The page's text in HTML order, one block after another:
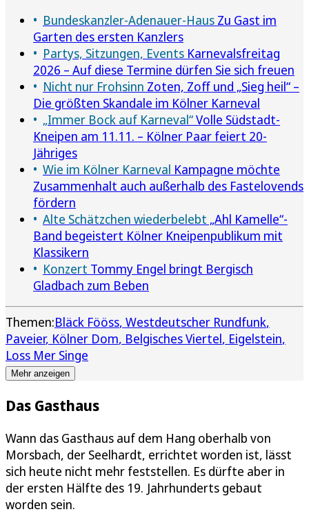
Bundeskanzler-Adenauer-Haus Zu Gast im
Garten des ersten Kanzlers
Partys, Sitzungen, Events Karnevalsfreitag
2026 – Auf diese Termine dürfen Sie sich freuen
Nicht nur Frohsinn Zoten, Zoff und „Sieg heil“ –
Die größten Skandale im Kölner Karneval
„Immer Bock auf Karneval“Volle Südstadt-
Kneipen am 11.11. – Kölner Paar feiert 20-
Jähriges
Wie im Kölner Karneval Kampagne möchte
Zusammenhalt auch außerhalb des Fastelovends
fördern
Alte Schätzchen wiederbelebt „Ahl Kamelle“-
Band begeistert Kölner Kneipenpublikum mit
Klassikern
Konzert Tommy Engel bringt Bergisch
Gladbach zum Beben
Themen:Bläck Fööss Westdeutscher Rundfunk
Paveier Kölner Dom Belgisches Viertel Eigelstein
Loss Mer Singe
Mehr anzeigen
Das Gasthaus
Wann das Gasthaus auf dem Hang oberhalb von
Morsbach, der Seelhardt, errichtet worden ist, lässt
sich heute nicht mehr feststellen. Es dürfte aber in
der ersten Hälfte des 19. Jahrhunderts gebaut
worden sein.